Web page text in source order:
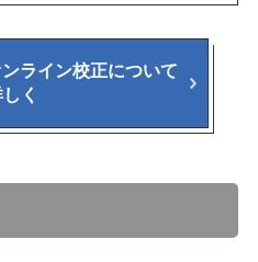
ライン校正について
く